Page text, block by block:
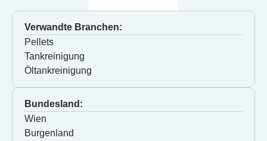
Verwandte Branchen:
Pellets
Tankreinigung
Öltankreinigung
Bundesland:
Wien
Burgenland